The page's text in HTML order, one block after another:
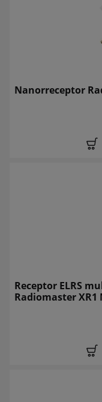
Nanorreceptor
Receptor ELRS
Radiomaster XR1